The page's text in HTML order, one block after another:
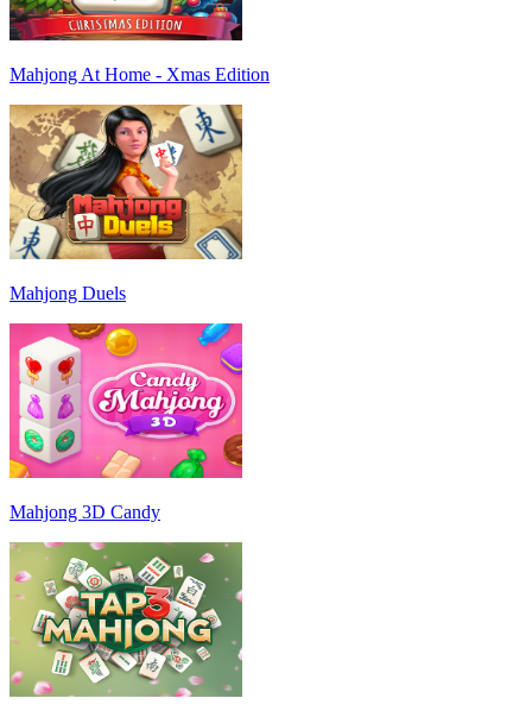
Mahjong At Home - Xmas Edition
Mahjong Duels
Mahjong 3D Candy